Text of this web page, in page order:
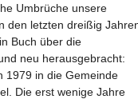
Umbrüche unsere
den letzten dreißig
Buch über die
neu herausgebracht:
1979 in die Gemeinde
Die erst wenige Jahre